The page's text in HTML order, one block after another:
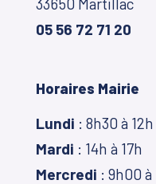
33650 Martillac
05 56 72 71 20
Horaires Mairie
Lundi : 8h30 à
Mardi : 14h à 17h
Mercredi : 9h00 à